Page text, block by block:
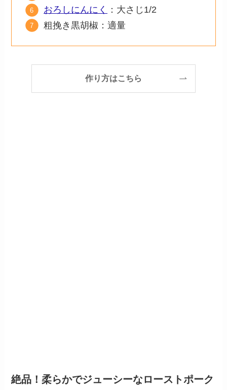
おろしにんにく
：大さじ1/2
粗挽き黒胡椒：適量
作り方はこちら
絶品！柔らかでジューシーなローストポーク